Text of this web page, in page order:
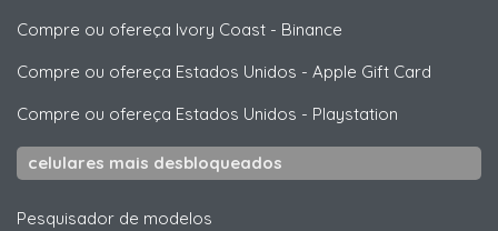
Compre ou ofereça Ivory Coast - Binance
Compre ou ofereça Estados Unidos - Apple Gift Card
Compre ou ofereça Estados Unidos - Playstation
celulares mais desbloqueados
Pesquisador de modelos